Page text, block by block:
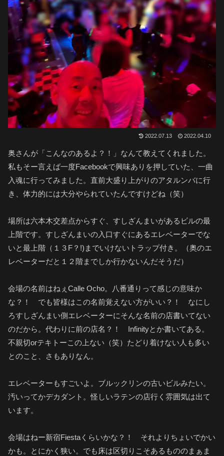
2022.07.13 2022.04.10
奥さんが「こんなのあるよ？！」なんて教えてくれました。
私もそー言えば一度Facebookで興味ありを押していた、一曲
入魂に行ってみました。直前大盛り上がりのアタルンバに行
き、体力的には大分やられていたんですけどね（笑）
場所は六本木交差点からすぐ、すしざんまいがあるビルの最
上階です。すしざんまいの入口すぐにあるエレベーターでな
いと最上階（１３F？!)までいけないトラップ付き。（奥のエ
レベーターだと１２階までしか行かないんだそうだ）
会場の名前はねぇCalle Ocho。八番通りって感じの意味か
な？！ でも皆様はこの名前覚えない方がいい？！ なにし
ろすしざんまい側エレベーターにそんな名前の店書いてない
のだから。代わりに前の店名？！ Infinityとか書いてある。
不親切orテキトーこの上ない（笑）たどり着けない人も多い
とのこと、さもありなん。
エレベーターもすごいよ。ブルックリンの古いビルみたい。
汚いってかデカダント。怪しいラテンの店行く雰囲気は出て
います。
会場はねー新宿Fiestaくらいかな？！ それよりちょいでかい
かも。とにかく狭い。でも床は区切りこそあるもののまぁま